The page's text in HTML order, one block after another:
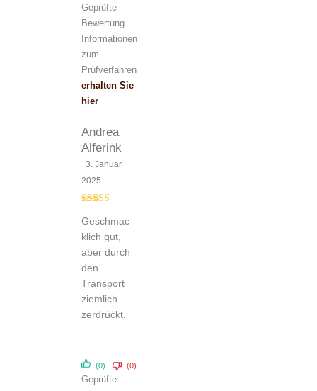
mit4von
5
Andrea
Alferink
3. Januar
2025
Geschmac
klich gut,
aber durch
den
Transport
ziemlich
zerdrückt.
Geprüfte
Bewertung.
Informationen
zum
Prüfverfahren
erhalten Sie
hier
(0) (0)
Geprüfte